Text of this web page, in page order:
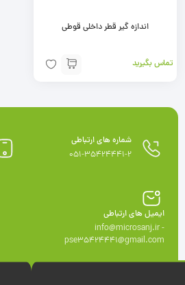
اندازه گیر قطر داخلی قوطی
تماس بگیرید
شماره های ارتباطی
051-35424441-2
ایمیل های ارتباطی
info@microsanj.ir -
pse35424441@gmail.com